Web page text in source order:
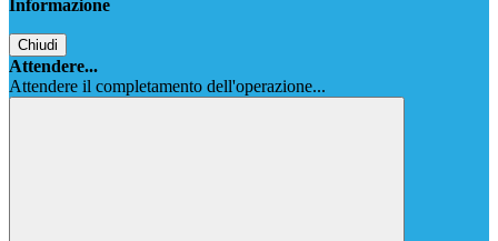
Informazione
Chiudi
Attendere...
Attendere il completamento dell'operazione...